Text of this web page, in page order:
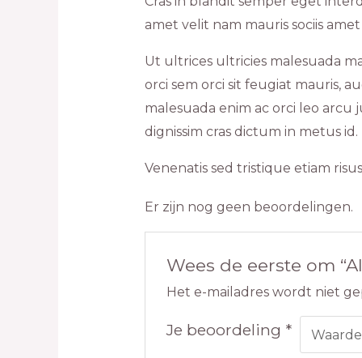
amet velit nam mauris sociis
Ut ultrices ultricies malesuada
orci sem orci sit feugiat mauris,
malesuada enim ac orci leo arcu
dignissim cras dictum in metus id.
Venenatis sed tristique etiam
Er zijn nog geen beoordelingen.
Wees de eerste om
Het e-mailadres wordt niet
Je beoordeling *